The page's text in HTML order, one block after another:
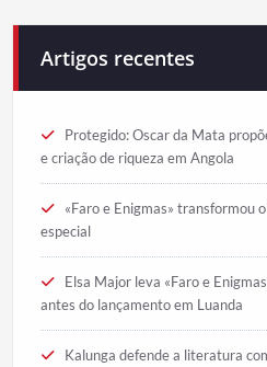
Artigos recentes
Protegido: Oscar da Mata
e criação de riqueza em Angola
«Faro e Enigmas» transformou
especial
Elsa Major leva «Faro e
antes do lançamento em Luanda
Kalunga defende a literatura